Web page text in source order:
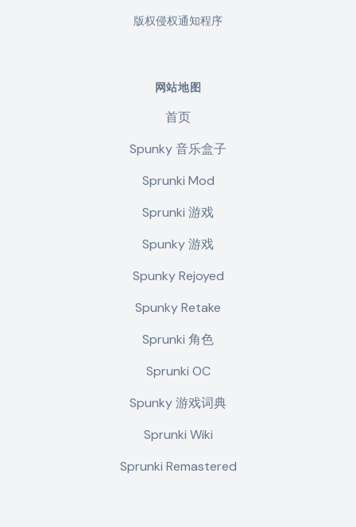
版权侵权通知程序
网站地图
首页
Spunky 音乐盒子
Sprunki Mod
Sprunki 游戏
Spunky 游戏
Spunky Rejoyed
Spunky Retake
Sprunki 角色
Sprunki OC
Spunky 游戏词典
Sprunki Wiki
Sprunki Remastered